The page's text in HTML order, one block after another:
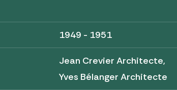
1949 - 1951
Jean Crevier Architecte,
Yves Bélanger Architecte